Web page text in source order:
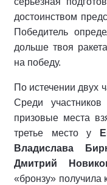
достоинством
Победитель
дольше твоя
на победу.
По истечении двух
Среди
призовые места
третье место у
Владислава
Дмитрий
«бронзу»